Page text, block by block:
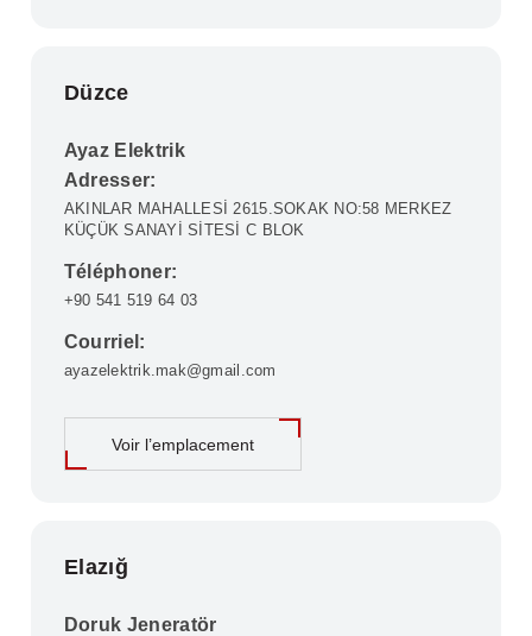
Düzce
Ayaz Elektrik
Adresser:
AKINLAR MAHALLESİ 2615.SOKAK NO:58 MERKEZ
KÜÇÜK SANAYİ SİTESİ C BLOK
Téléphoner:
+90 541 519 64 03
Courriel:
ayazelektrik.mak@gmail.com
Voir l’emplacement
Elazığ
Doruk Jeneratör